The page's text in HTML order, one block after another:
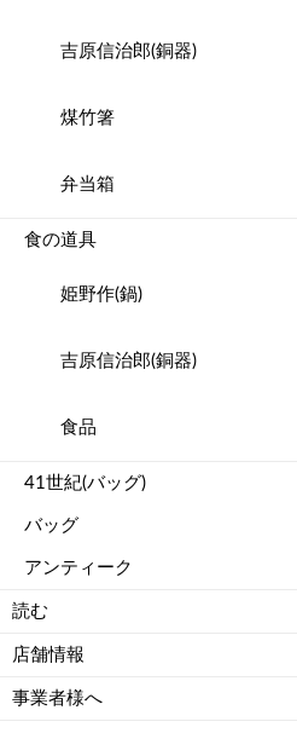
吉原信治郎(銅器)
煤竹箸
弁当箱
食の道具
姫野作(鍋)
吉原信治郎(銅器)
食品
41世紀(バッグ)
バッグ
アンティーク
読む
店舗情報
事業者様へ